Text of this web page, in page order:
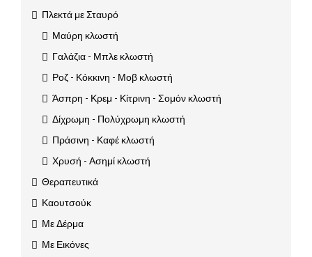
Πλεκτά με Σταυρό
Μαύρη κλωστή
Γαλάζια - Μπλε κλωστή
Ροζ - Κόκκινη - Μοβ κλωστή
Άσπρη - Κρεμ - Κίτρινη - Σομόν κλωστή
Δίχρωμη - Πολύχρωμη κλωστή
Πράσινη - Καφέ κλωστή
Χρυσή - Ασημί κλωστή
Θεραπευτικά
Καουτσούκ
Με Δέρμα
Με Εικόνες